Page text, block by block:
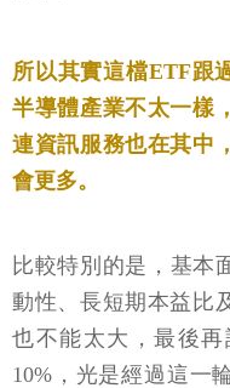
所以其實這檔ETF跟
半導體產業不太一樣
連資訊服務也在其中
會更多。
比較特別的是，基本
動性、長短期本益比
也不能太大，最後
10%，光是經過這一